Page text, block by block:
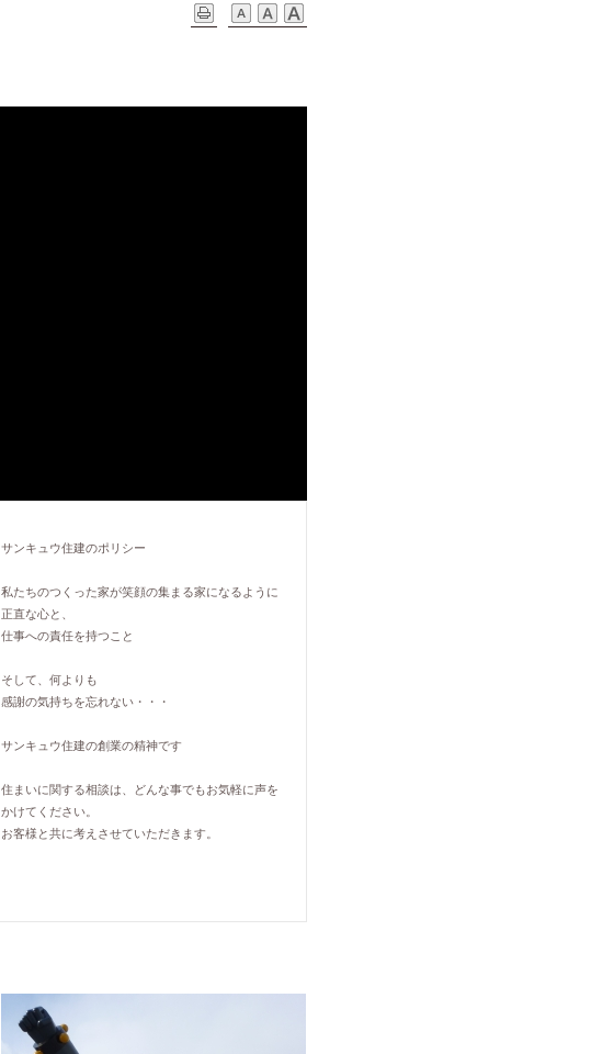
サンキュウ住建のポリシー
私たちのつくった家が笑顔の集まる家になるように
正直な心と、
仕事への責任を持つこと
そして、何よりも
感謝の気持ちを忘れない・・・
サンキュウ住建の創業の精神です
住まいに関する相談は、どんな事でもお気軽に声を
かけてください。
お客様と共に考えさせていただきます。